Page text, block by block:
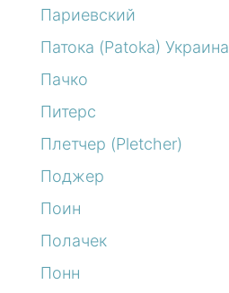
Париевский
Патока (Patoka) Украина
Пачко
Питерс
Плетчер (Pletcher)
Поджер
Поин
Полачек
Понн